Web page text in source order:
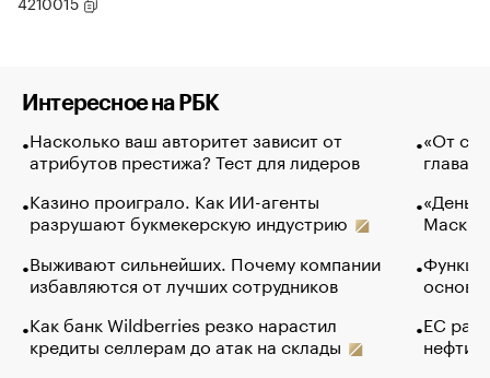
Интересное на РБК
Насколько ваш авторитет зависит от
атрибутов престижа? Тест для лидеров
Казино проиграло. Как ИИ-агенты
разрушают букмекерскую индустрию
Выживают сильнейших. Почему компании
избавляются от лучших сотрудников
Как банк Wildberries резко нарастил
кредиты селлерам до атак на склады
«От
глава
Маск в
основ
ЕС
нефти